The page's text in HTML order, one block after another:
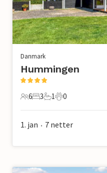
Danmark
Hummingen
6 Gjester
6
3 Soverom
3
1 Bad
1
0 Kjæledyr
0
1. jan • 7 netter